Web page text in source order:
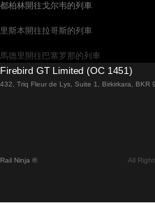
都柏林開往戈尔韦的列車
里斯本開往拉哥斯的列車
馬德里開往巴塞罗那的列車
巴塞罗那開往馬德里的列車
首爾開往蔚山廣域市的列車
Firebird GT Limited (OC 1451)
432, Triq Fleur de Lys, Suite 1, Birkirkara, BKR
Rail Ninja ® All